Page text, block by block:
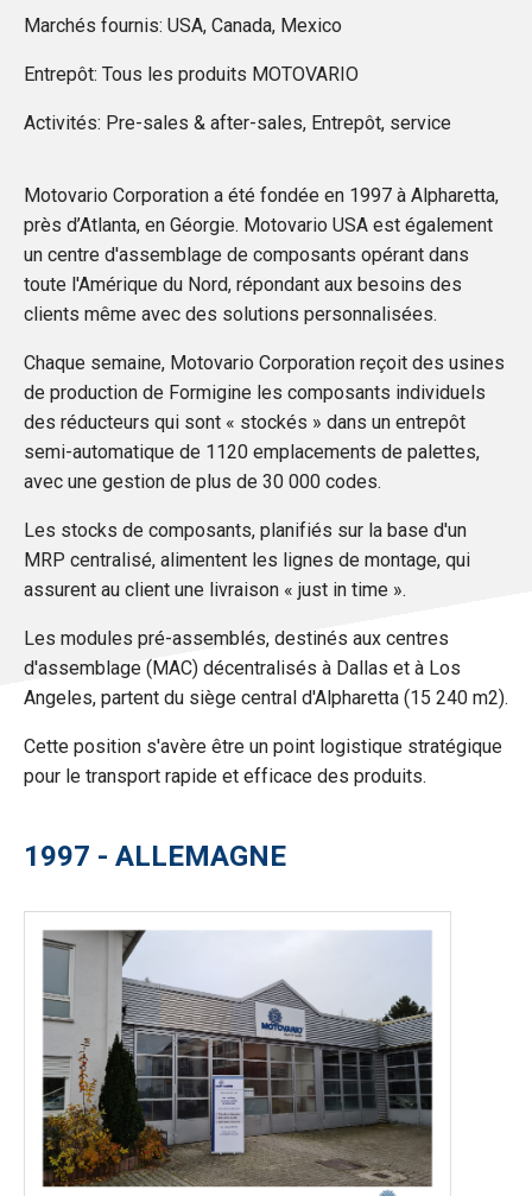
Marchés fournis: USA, Canada, Mexico
Entrepôt: Tous les produits MOTOVARIO
Activités: Pre-sales & after-sales, Entrepôt, service
Motovario Corporation a été fondée en 1997 à Alpharetta,
près d’Atlanta, en Géorgie. Motovario USA est également
un centre d'assemblage de composants opérant dans
toute l'Amérique du Nord, répondant aux besoins des
clients même avec des solutions personnalisées.
Chaque semaine, Motovario Corporation reçoit des usines
de production de Formigine les composants individuels
des réducteurs qui sont « stockés » dans un entrepôt
semi-automatique de 1120 emplacements de palettes,
avec une gestion de plus de 30 000 codes.
Les stocks de composants, planifiés sur la base d'un
MRP centralisé, alimentent les lignes de montage, qui
assurent au client une livraison « just in time ».
Les modules pré-assemblés, destinés aux centres
d'assemblage (MAC) décentralisés à Dallas et à Los
Angeles, partent du siège central d'Alpharetta (15 240 m2).
Cette position s'avère être un point logistique stratégique
pour le transport rapide et efficace des produits.
1997 - ALLEMAGNE